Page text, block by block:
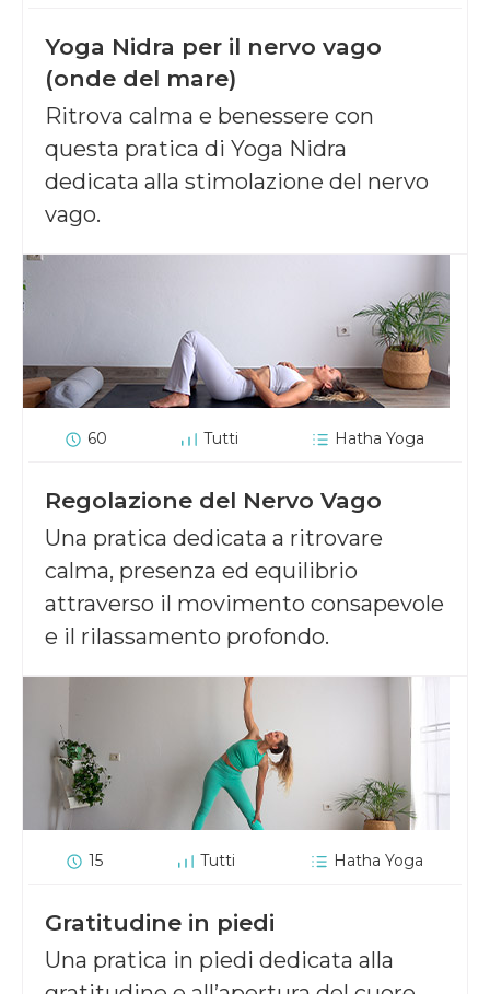
Yoga Nidra per il nervo vago
(onde del mare)
Ritrova calma e benessere con
questa pratica di Yoga Nidra
dedicata alla stimolazione del nervo
vago.
60 Tutti Hatha Yoga
Regolazione del Nervo Vago
Una pratica dedicata a ritrovare
calma, presenza ed equilibrio
attraverso il movimento consapevole
e il rilassamento profondo.
15 Tutti Hatha Yoga
Gratitudine in piedi
Una pratica in piedi dedicata alla